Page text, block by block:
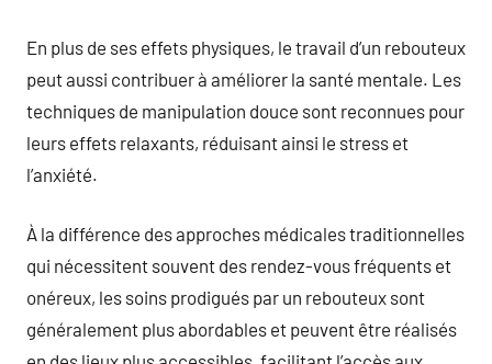
En plus de ses effets physiques, le travail d’un rebouteux
peut aussi contribuer à améliorer la santé mentale. Les
techniques de manipulation douce sont reconnues pour
leurs effets relaxants, réduisant ainsi le stress et
l’anxiété.
À la différence des approches médicales traditionnelles
qui nécessitent souvent des rendez-vous fréquents et
onéreux, les soins prodigués par un rebouteux sont
généralement plus abordables et peuvent être réalisés